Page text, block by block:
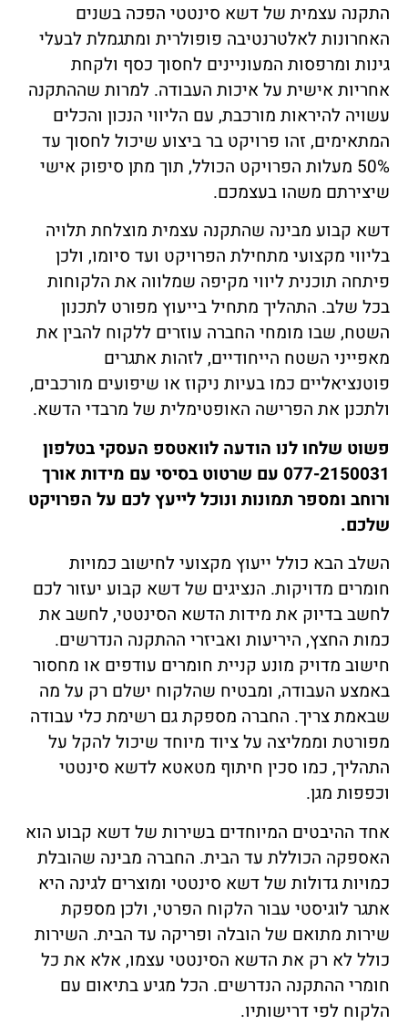
התקנה עצמית של דשא סינטטי הפכה בשנים
האחרונות לאלטרנטיבה פופולרית ומתגמלת לבעלי
גינות ומרפסות המעוניינים לחסוך כסף ולקחת
אחריות אישית על איכות העבודה. למרות שההתקנה
עשויה להיראות מורכבת, עם הליווי הנכון והכלים
המתאימים, זהו פרויקט בר ביצוע שיכול לחסוך עד
50% מעלות הפרויקט הכולל, תוך מתן סיפוק אישי
שיצירתם משהו בעצמכם.
דשא קבוע מבינה שהתקנה עצמית מוצלחת תלויה
בליווי מקצועי מתחילת הפרויקט ועד סיומו, ולכן
פיתחה תוכנית ליווי מקיפה שמלווה את הלקוחות
בכל שלב. התהליך מתחיל בייעוץ מפורט לתכנון
השטח, שבו מומחי החברה עוזרים ללקוח להבין את
מאפייני השטח הייחודיים, לזהות אתגרים
פוטנציאליים כמו בעיות ניקוז או שיפועים מורכבים,
ולתכנן את הפרישה האופטימלית של מרבדי הדשא.
פשוט שלחו לנו הודעה לוואטספ העסקי בטלפון
077-2150031 עם שרטוט בסיסי עם מידות אורך
ורוחב ומספר תמונות ונוכל לייעץ לכם על הפרויקט
שלכם.
השלב הבא כולל ייעוץ מקצועי לחישוב כמויות
חומרים מדויקות. הנציגים של דשא קבוע יעזור לכם
לחשב בדיוק את מידות הדשא הסינטטי, לחשב את
כמות החצץ, היריעות ואביזרי ההתקנה הנדרשים.
חישוב מדויק מונע קניית חומרים עודפים או מחסור
באמצע העבודה, ומבטיח שהלקוח ישלם רק על מה
שבאמת צריך. החברה מספקת גם רשימת כלי עבודה
מפורטת וממליצה על ציוד מיוחד שיכול להקל על
התהליך, כמו סכין חיתוף מטאטא לדשא סינטטי
וכפפות מגן.
אחד ההיבטים המיוחדים בשירות של דשא קבוע הוא
האספקה הכוללת עד הבית. החברה מבינה שהובלת
כמויות גדולות של דשא סינטטי ומוצרים לגינה היא
אתגר לוגיסטי עבור הלקוח הפרטי, ולכן מספקת
שירות מתואם של הובלה ופריקה עד הבית. השירות
כולל לא רק את הדשא הסינטטי עצמו, אלא את כל
חומרי ההתקנה הנדרשים. הכל מגיע בתיאום עם
הלקוח לפי דרישותיו.